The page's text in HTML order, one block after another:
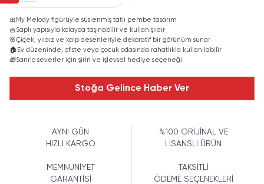
🎀 My Melody figürüyle süslenmiş tatlı pembe tasarım
🧺Saplı yapısıyla kolayca taşınabilir ve kullanışlıdır
🌸Çiçek, yıldız ve kalp desenleriyle dekoratif bir görünüm sunar
🏠 Ev düzeninde, ofiste veya çocuk odasında rahatlıkla kullanılabilir
🎁Sanrio severler için şirin ve işlevsel hediye seçeneği
Stoğa Gelince Haber Ver
AYNI GÜN
HIZLI KARGO
%100 ORİJİNAL VE
LİSANSLI ÜRÜN
MEMNUNİYET
GARANTİSİ
TAKSİTLİ
ÖDEME SEÇENEKLERİ